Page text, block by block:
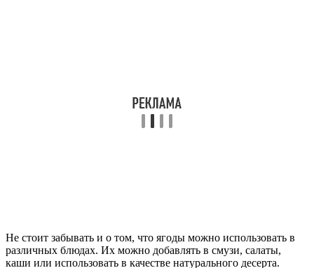
Не стоит забывать и о том, что ягоды можно использовать в
различных блюдах. Их можно добавлять в смузи, салаты,
каши или использовать в качестве натурального десерта.